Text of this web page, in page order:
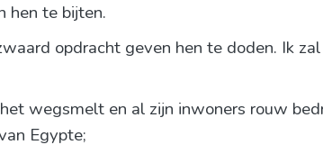
hen te bijten.
opdracht geven hen te doden. Ik
wegsmelt en al zijn inwoners rouw
Egypte;